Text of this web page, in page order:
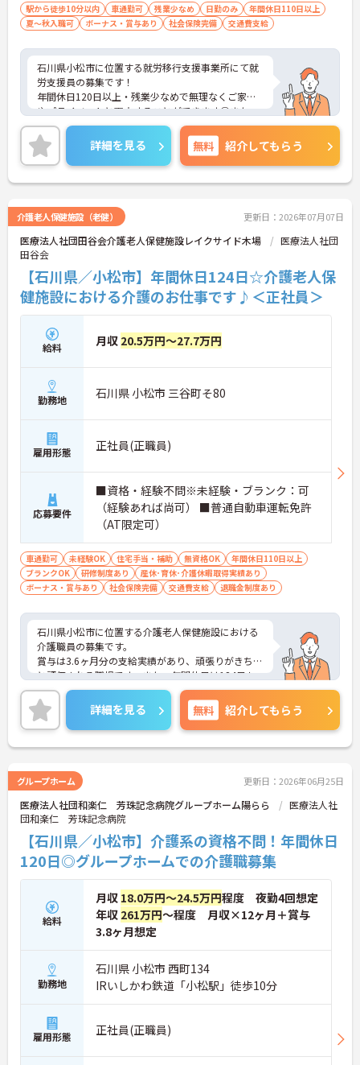
駅から徒歩10分以内 車通勤可 残業少なめ 日勤のみ
年間休日110日以上
夏～秋入職可
ボーナス・賞与あり 社会保険完備 交通費支給
石川県小松市に位置する就労移行支援事業所にて就
労支援員の募集です！
年間休日120日以上・残業少なめで無理なくご家庭
やプライベートと両立することができます◎また、
最寄り駅から徒歩5分と通勤に便利な好立地です♪
ご興味のある方には、面接対策ポイントなど、さら
に詳細をご案内しますのでお気軽にご相談くださ
い！
詳細を見る 無料 紹介してもらう
介護老人保健施設（老健） 更新日：2026年07月07日
医療法人社団田谷会介護老人保健施設レイクサイド木場
医療法人社団
田谷会
【石川県／小松市】年間休日124日☆介護老人保
健施設における介護のお仕事です♪＜正社員＞
給料 月収 20.5万円～27.7万円
勤務地 石川県 小松市 三谷町そ80
雇用形態 正社員(正職員)
応募要件
■資格・経験不問※未経験・ブランク：可
（経験あれば尚可） ■普通自動車運転免許
（AT限定可）
車通勤可 未経験OK 住宅手当・補助 無資格OK
年間休日110日以上
ブランクOK
研修制度あり
産休･育休･介護休暇取得実績あり
ボーナス・賞与あり
社会保険完備 交通費支給 退職金制度あり
石川県小松市に位置する介護老人保健施設における
介護職員の募集です。
賞与は3.6ヶ月分の支給実績があり、頑張りがきちん
と評価される職場です。また、年間休日は124日も
あり、プライベートを大切にしながらご勤務いただ
けます。
ご興味のある方には、面接対策ポイントなど、さら
に詳細をお話しいたしますのでお気軽にご相談くだ
さい！
詳細を見る 無料 紹介してもらう
グループホーム 更新日：2026年06月25日
医療法人社団和楽仁 芳珠記念病院グループホーム陽らら
医療法人社
団和楽仁 芳珠記念病院
【石川県／小松市】介護系の資格不問！年間休日
120日◎グループホームでの介護職募集
給料
月収 18.0万円～24.5万円程度 夜勤4回想定
年収 261万円～程度 月収×12ヶ月＋賞与
3.8ヶ月想定
勤務地
石川県 小松市 西町134
IRいしかわ鉄道「小松駅」徒歩10分
雇用形態 正社員(正職員)